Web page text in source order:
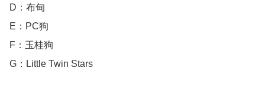
D：布甸
E：PC狗
F：玉桂狗
G：Little Twin Stars